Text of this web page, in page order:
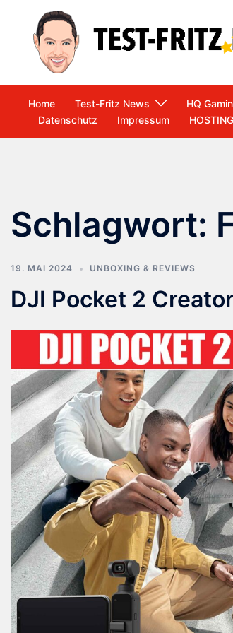
springen
Home Test-Fritz News HQ
Datenschutz
Impressum HOSTING
Schlagwort:
19. MAI 2024 UNBOXING & REVIEWS
DJI Pocket 2